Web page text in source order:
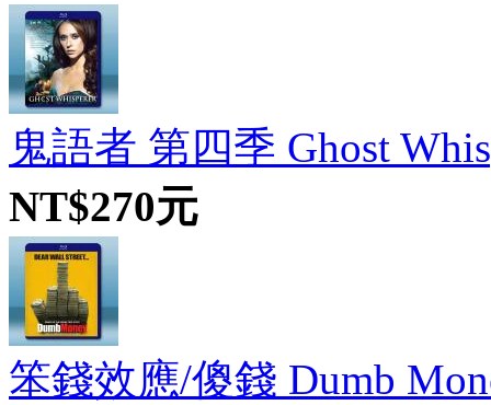
鬼語者 第四季 Ghost
NT$270元
笨錢效應/傻錢 Dumb